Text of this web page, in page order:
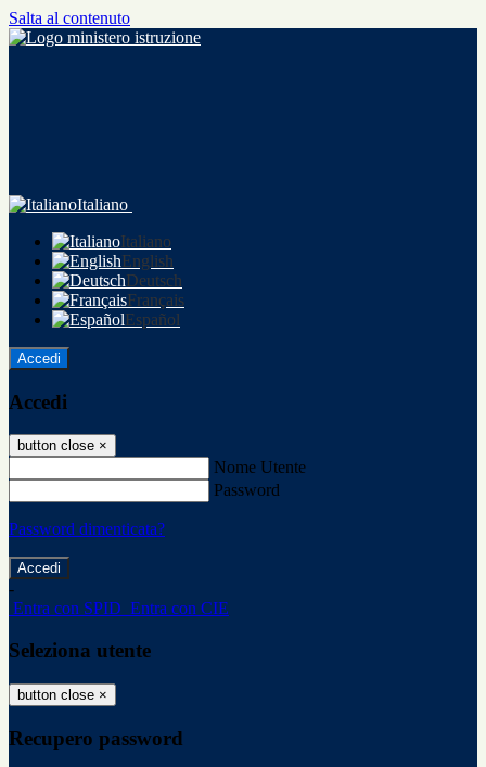
Salta al contenuto
Italiano
Italiano
English
Deutsch
Français
Español
Accedi
Accedi
button close ×
Nome Utente
Password
Password dimenticata?
-
Entra con SPID Entra con CIE
Seleziona utente
button close ×
Recupero password